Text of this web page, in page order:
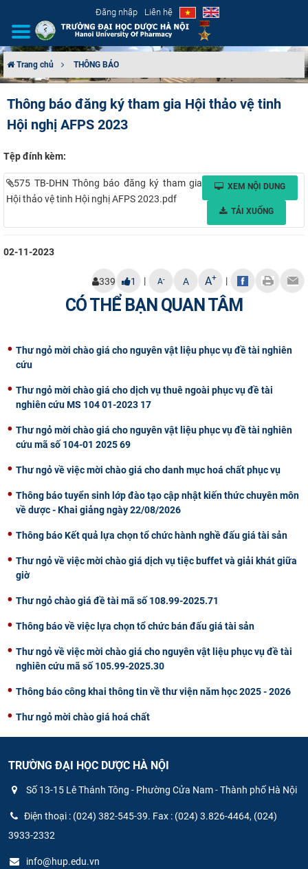
Đăng nhập Liên hệ
CƠ CẤU TỔ CHỨC
TUYỂN SINH
ĐÀO TẠO
ĐẢM BẢO CHẤT LƯỢNG
KHOA HỌC CÔNG NGHỆ
Trang chủ THÔNG BÁO
Thông báo đăng ký tham gia Hội thảo vệ tinh
Hội nghị AFPS 2023
Tệp đính kèm:
575 TB-DHN Thông báo đăng ký tham gia
Hội thảo vệ tinh Hội nghị AFPS 2023.pdf
XEM NỘI DUNG
TẢI XUỐNG
02-11-2023
339 1 | A- A A+ |
CÓ THỂ BẠN QUAN TÂM
Thư ngỏ mời chào giá cho nguyên vật liệu phục vụ đề tài nghiên
cứu
Thư ngỏ mời chào giá cho dịch vụ thuê ngoài phục vụ đề tài
nghiên cứu MS 104 01-2023 17
Thư ngỏ mời chào giá cho nguyên vật liệu phục vụ đề tài nghiên
cứu mã số 104-01 2025 69
Thư ngỏ về việc mời chào giá cho danh mục hoá chất phục vụ
Thông báo tuyển sinh lớp đào tạo cập nhật kiến thức chuyên môn
về dược - Khai giảng ngày 22/08/2026
Thông báo Kết quả lựa chọn tổ chức hành nghề đấu giá tài sản
Thư ngỏ về việc mời chào giá dịch vụ tiệc buffet và giải khát giữa
giờ
Thư ngỏ chào giá đề tài mã số 108.99-2025.71
Thông báo về việc lựa chọn tổ chức bán đấu giá tài sản
Thư ngỏ về việc mời chào giá cho nguyên vật liệu phục vụ đề tài
nghiên cứu mã số 105.99-2025.30
Thông báo công khai thông tin về thư viện năm học 2025 - 2026
Thư ngỏ mời chào giá hoá chất
TRƯỜNG ĐẠI HỌC DƯỢC HÀ NỘI
Số 13-15 Lê Thánh Tông - Phường Cửa Nam - Thành phố Hà Nội
Điện thoại : (024) 382-545-39. Fax : (024) 3.826-4464, (024)
3933-2332
info@hup.edu.vn